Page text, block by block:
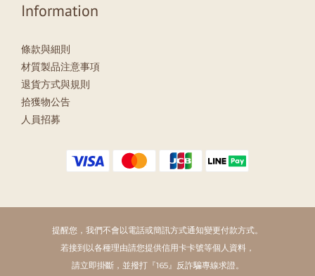
Information
條款與細則
材質製品注意事項
退貨方式與規則
拾獲物公告
人員招募
提醒您，我們不會以電話或簡訊方式通知變更付款方式。
若接到以各種理由請您提供信用卡卡號等個人資料，
請立即掛斷，並撥打『165』反詐騙專線求證。